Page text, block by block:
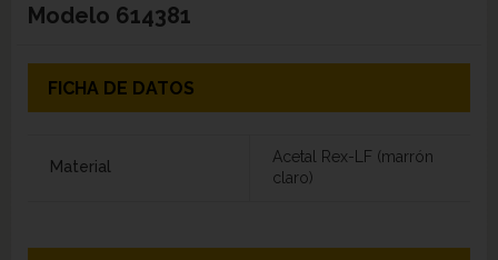
Modelo 614381
FICHA DE DATOS
Material
Acetal Rex-LF (marrón
claro)